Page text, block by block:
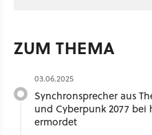
ZUM THEMA
03.06.2025
Synchronsprecher aus
und Cyberpunk 2077
ermordet